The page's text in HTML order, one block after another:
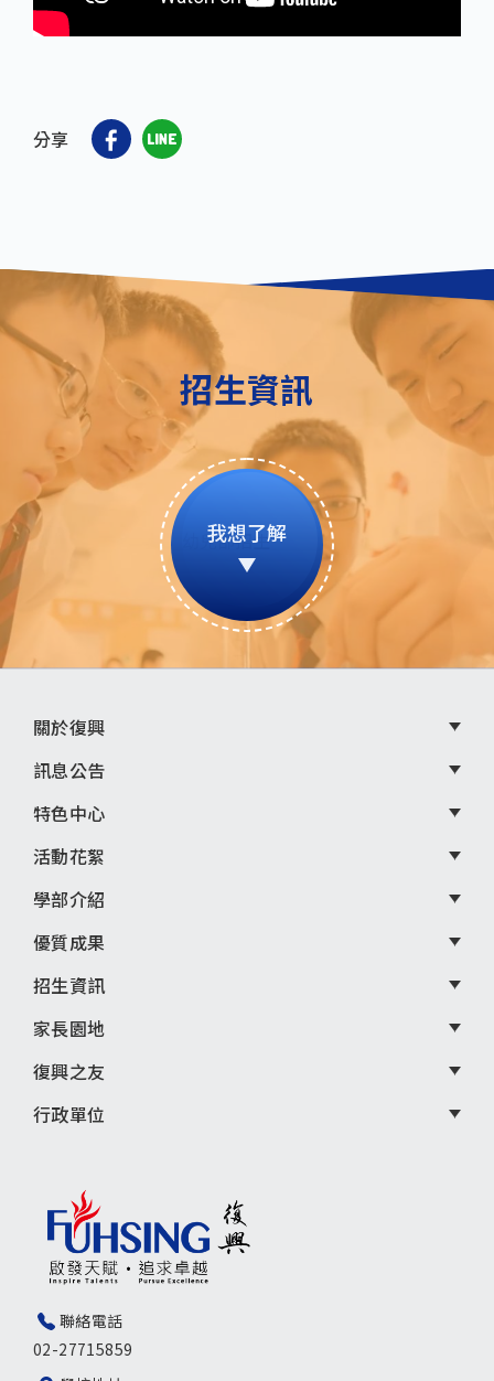
分享
招生資訊
我想了解
聯絡電話
02-27715859
頁
尾
選
單
關於復興
訊息公告
特色中心
活動花絮
學部介紹
優質成果
招生資訊
家長園地
復興之友
行政單位